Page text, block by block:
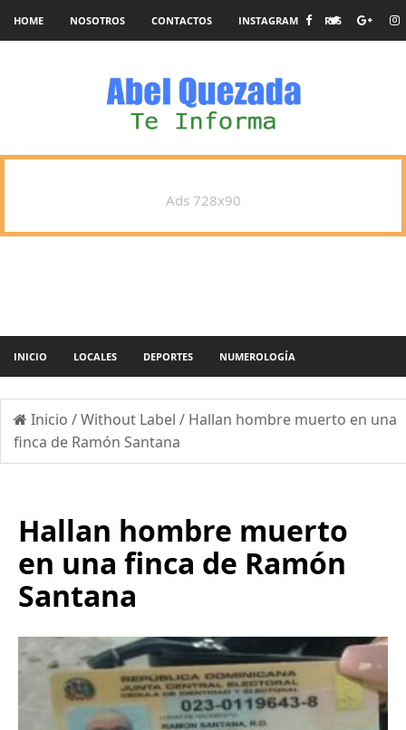
HOME NOSOTROS CONTACTOS INSTAGRAM RSS
Ads 728x90
INICIO LOCALES DEPORTES NUMEROLOGÍA
Inicio /Without Label / Hallan hombre muerto en una
finca de Ramón Santana
Hallan hombre muerto
en una finca de Ramón
Santana